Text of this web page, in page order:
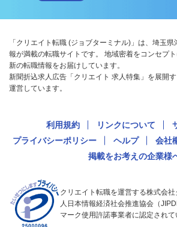
「クリエイト転職 (ジョブターミナル)」は、埼玉
報が満載の転職サイトです。 地域密着をコンセプ
新の転職情報をお届けしています。
新聞折込求人広告「クリエイト 求人特集」を展開
運営しています。
利用規約 リンクについて
プライバシーポリシー
ヘルプ 会社
掲載をお考えの企業様
クリエイト転職を運営する株式会
人日本情報経済社会推進協会（
マーク使用許諾事業者に認定されて